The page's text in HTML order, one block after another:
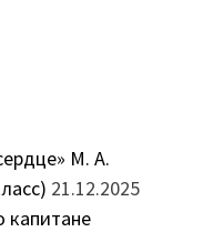
М. А.
21.12.2025
капитане